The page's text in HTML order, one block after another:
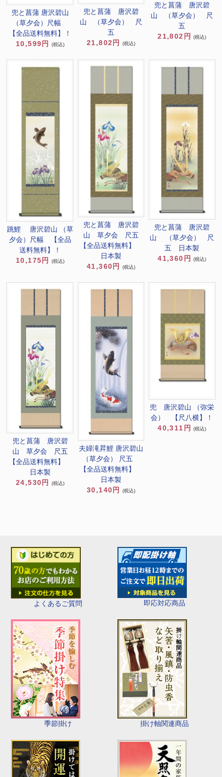
よくあるご質問 即応対応商品
季節掛け 掛け軸関連商品
兜と菖蒲 唐沢碧山
（草夕会）尺幅
【全品送料無料】！
10,599円
(税込)
兜と菖蒲 唐沢碧
山 （草夕会） 尺
五
21,802円
(税込)
兜と菖蒲 唐沢碧
山 （草夕会） 尺
五
21,802円
(税込)
跳鯉 唐沢碧山 （草
夕会）尺幅 【全品
送料無料】！
10,175円
(税込)
兜と菖蒲 唐沢碧
山 草夕会 尺五
【全品送料無料】
日本製
41,360円
(税込)
兜と菖蒲 唐沢碧
山 （草夕会） 尺
五 日本製
41,360円
(税込)
兜と菖蒲 唐沢碧
山 草夕会 尺五
【全品送料無料】
日本製
24,530円
(税込)
夫婦滝昇鯉 唐沢碧山
（草夕会） 尺五
【全品送料無料】
日本製
30,140円
(税込)
兜 唐沢碧山 （弥栄
会） 【尺八横】！
40,311円
(税込)